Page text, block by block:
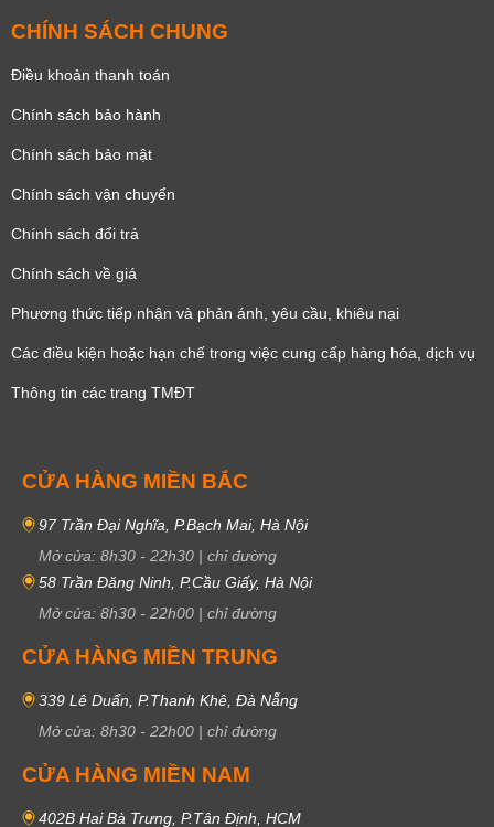
CHÍNH SÁCH CHUNG
Điều khoản thanh toán
Chính sách bảo hành
Chính sách bảo mật
Chính sách vận chuyển
Chính sách đổi trả
Chính sách về giá
Phương thức tiếp nhận và phản ánh, yêu cầu, khiêu nại
Các điều kiện hoặc hạn chế trong việc cung cấp hàng hóa, dịch vụ
Thông tin các trang TMĐT
CỬA HÀNG MIỀN BẮC
97 Trần Đại Nghĩa, P.Bạch Mai, Hà Nội
Mở cửa: 8h30 - 22h30 | chỉ đường
58 Trần Đăng Ninh, P.Cầu Giấy, Hà Nội
Mở cửa: 8h30 - 22h00 | chỉ đường
CỬA HÀNG MIỀN TRUNG
339 Lê Duẩn, P.Thanh Khê, Đà Nẵng
Mở cửa: 8h30 - 22h00 | chỉ đường
CỬA HÀNG MIỀN NAM
402B Hai Bà Trưng, P.Tân Định, HCM